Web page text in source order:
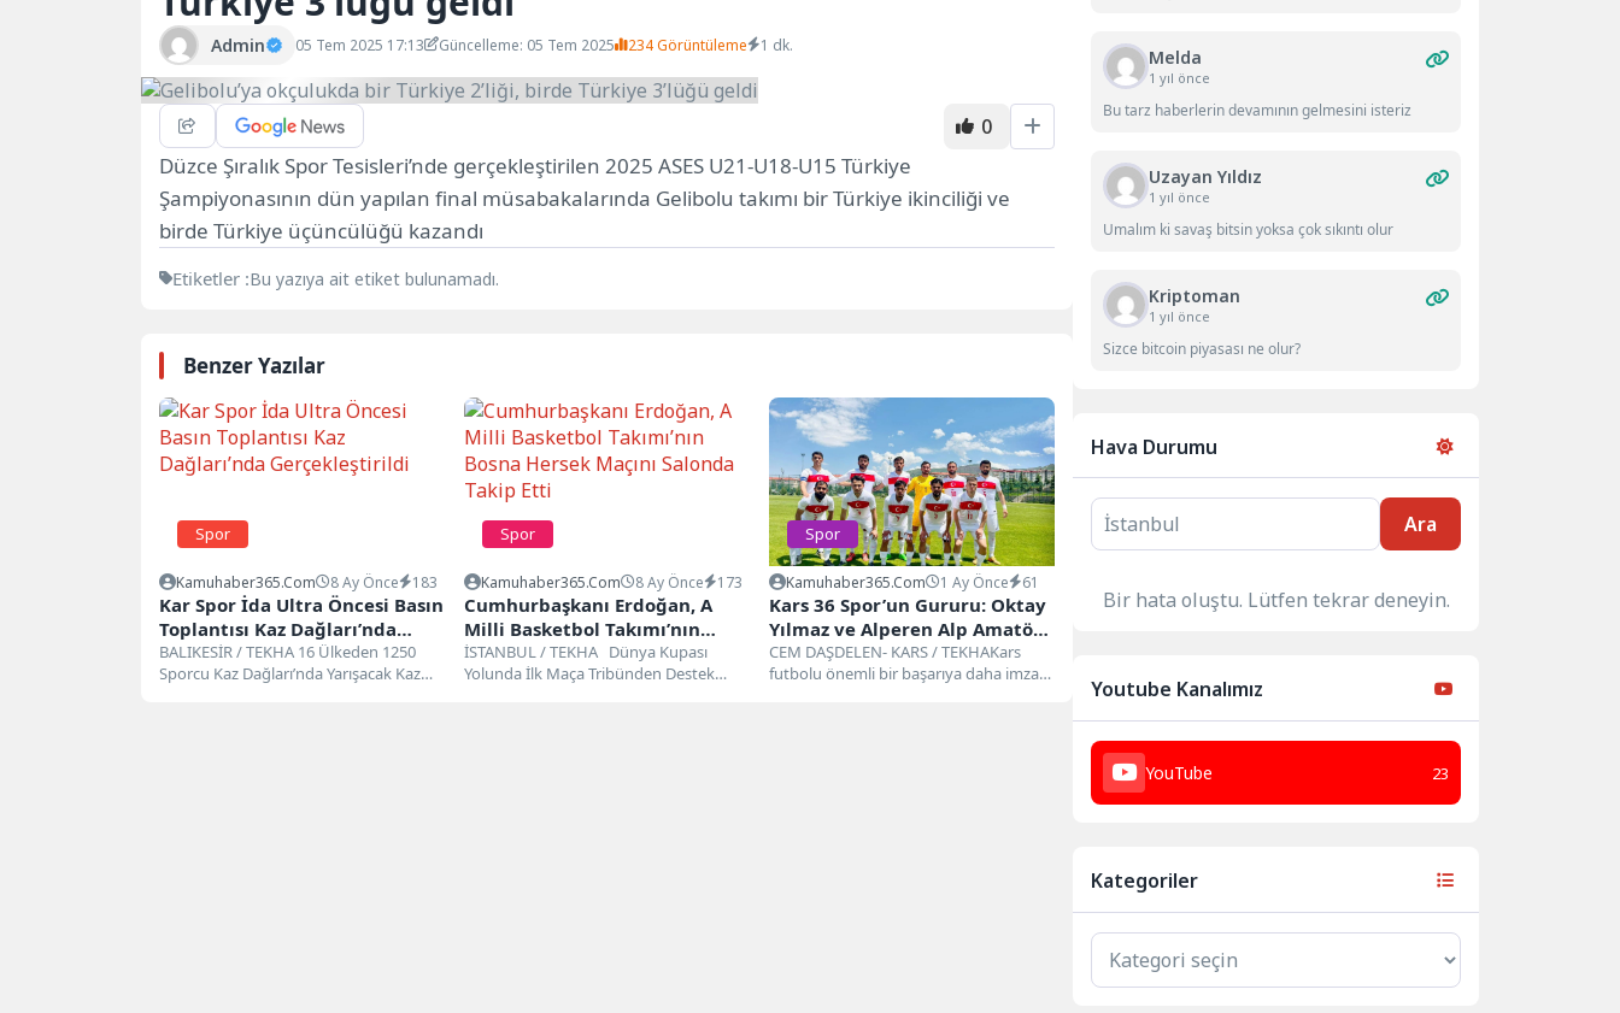
Admin 05 Tem 2025 17:13 Güncelleme: 05 Tem 2025 234 Görüntüleme 1 dk.
0
Düzce Şıralık Spor Tesisleri’nde gerçekleştirilen 2025 ASES U21-U18-U15 Türkiye
Şampiyonasının dün yapılan final müsabakalarında Gelibolu takımı bir Türkiye ikinciliği ve
birde Türkiye üçüncülüğü kazandı
Etiketler :Bu yazıya ait etiket bulunamadı.
Benzer Yazılar
Spor
Kamuhaber365.com 8 Ay Önce 183
Kar Spor İda Ultra Öncesi Basın
Toplantısı Kaz Dağları’nda
Gerçekleştirildi
BALIKESİR / TEKHA 16 Ülkeden 1250
Sporcu Kaz Dağları’nda Yarışacak Kaz
Spor
Kamuhaber365.com 8 Ay Önce 173
Cumhurbaşkanı Erdoğan, A
Milli Basketbol Takımı’nın
Bosna Hersek Maçını Salonda
Takip Etti
İSTANBUL / TEKHA Dünya Kupası
Yolunda İlk Maça Tribünden Destek
Spor
Kamuhaber365.com 1 Ay Önce 61
Kars 36 Spor’un Gururu: Oktay
Yılmaz ve Alperen Alp Amatör
Millî Takım’da
CEM DAŞDELEN- KARS / TEKHAKars
futbolu önemli bir başarıya daha imza
Melda
1 yıl önce
Bu tarz haberlerin devamının gelmesini isteriz
Uzayan Yıldız
1 yıl önce
Umalım ki savaş bitsin yoksa çok sıkıntı olur
Kriptoman
1 yıl önce
Sizce bitcoin piyasası ne olur?
Hava Durumu
Ara
Bir hata oluştu. Lütfen tekrar deneyin.
Youtube Kanalımız
YouTube 23
Kategoriler